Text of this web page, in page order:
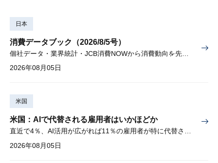
日本
消費データブック（2026/8/5号）
2026年08月05日
米国
米国：AIで代替される雇用者はいかほどか
2026年08月05日